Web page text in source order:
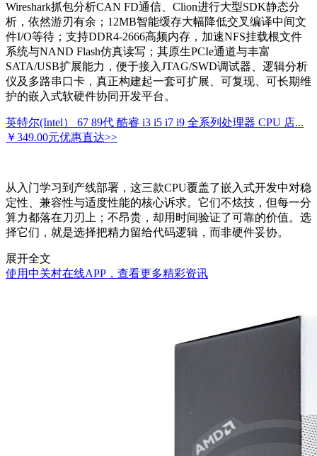
Wireshark抓包分析CAN FD通信、Clion进行大型SDK静态分
析，依然游刃有余；12MB智能缓存大幅降低交叉编译中间文
件I/O等待；支持DDR4-2666高频内存，加速NFS挂载根文件
系统与NAND Flash仿真读写；其原生PCIe通道与丰富
SATA/USB扩展能力，便于接入JTAG/SWD调试器、逻辑分析
仪及多路串口卡，真正构建起一套可扩展、可复现、可长期维
护的嵌入式软硬件协同开发平台。
英特尔(Intel） 67 89代 酷睿 i3 i5 i7 i9 全系列处理器 CPU 店...
￥349.00元优惠直达>>
从入门学习到产线部署，这三款CPU覆盖了嵌入式开发中对稳
定性、兼容性与适度性能的核心诉求。它们不炫技，但每一分
算力都落在刀刃上；不昂贵，却用时间验证了可靠的价值。选
择它们，就是选择把精力留给代码逻辑，而非硬件妥协。
展开全文
使用中关村在线APP，查看更多精彩资讯